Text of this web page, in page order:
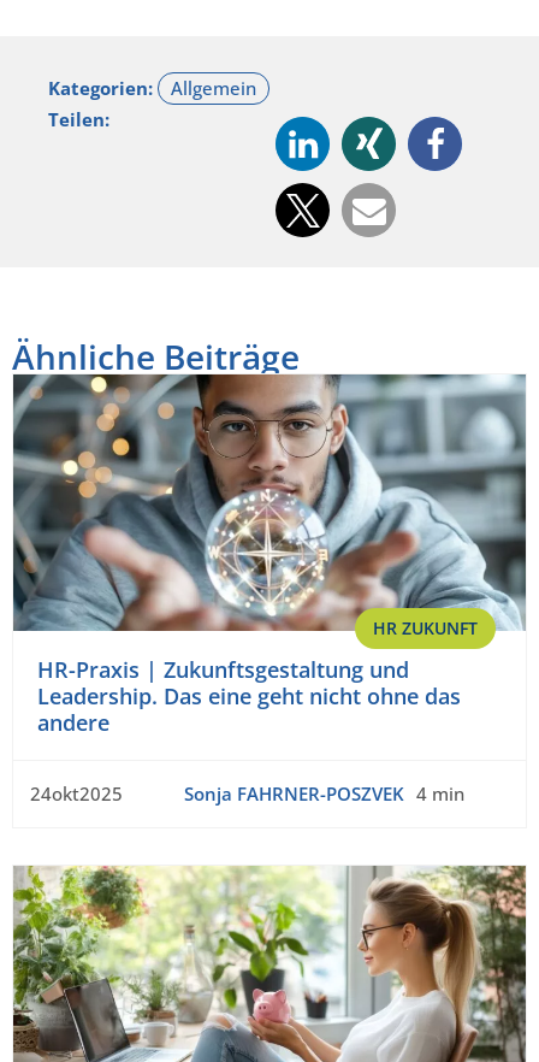
Kategorien:
Teilen:
Ähnliche Beiträge
HR ZUKUNFT
HR-Praxis | Zukunftsgestaltung und
Leadership. Das eine geht nicht ohne das
andere
24okt2025 Sonja FAHRNER-POSZVEK 4 min